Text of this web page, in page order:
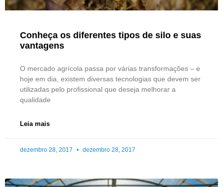
Conheça os diferentes tipos de silo e suas
vantagens
O mercado agrícola passa por várias transformações – e
hoje em dia, existem diversas tecnologias que devem ser
utilizadas pelo profissional que deseja melhorar a
qualidade
Leia mais
dezembro 28, 2017 dezembro 28, 2017